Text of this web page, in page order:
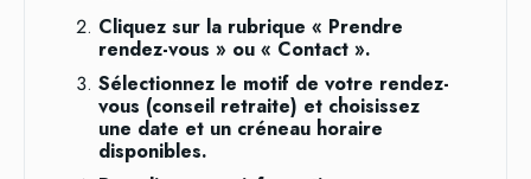
Cliquez sur la rubrique « Prendre
rendez-vous » ou « Contact ».
Sélectionnez le motif de votre rendez-
vous (conseil retraite) et choisissez
une date et un créneau horaire
disponibles.